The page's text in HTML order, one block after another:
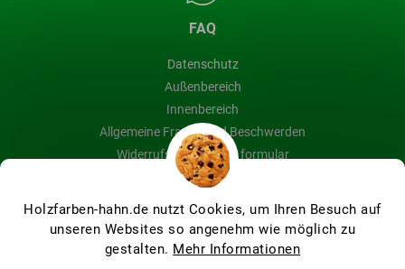
Holzfarben-hahn.de nutzt Cookies, um Ihren Besuch auf
unseren Websites so angenehm wie möglich zu
gestalten. Mehr Informationen
FAQ
Datenschutz
Außenbereich
Innenbereich
Allgemeine Fragen und Beschwerden
Widerrufsbelehrung & formular
Blog